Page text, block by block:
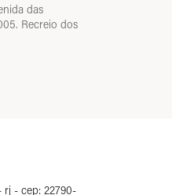
das
Recreio dos
rj - cep: 22790-